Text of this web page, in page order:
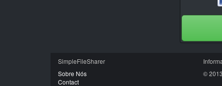
SimpleFileSharer
Sobre Nós
Contact
©